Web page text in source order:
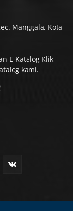
Manggala, Kota
E-Katalog Klik
kami.